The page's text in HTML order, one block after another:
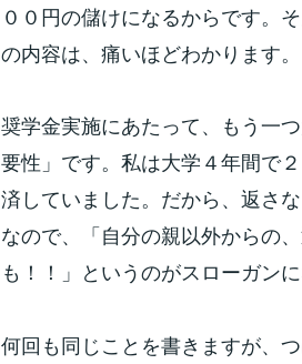
００円の儲けになるからです。
の内容は、痛いほどわかります。
奨学金実施にあたって、もう一
要性」です。私は大学４年間で
済していました。だから、返さ
なので、「自分の親以外からの
も！！」というのがスローガンに
何回も同じことを書きますが、